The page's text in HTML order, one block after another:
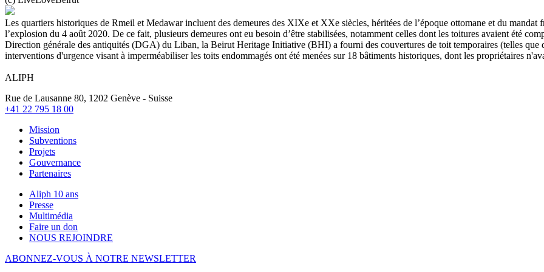
Les quartiers historiques de Rmeil et Medawar incluent des demeures des XIXe et XXe siècles, héritées de l’époque ottomane et du mandat
l’explosion du 4 août 2020. De ce fait, plusieurs demeures ont eu besoin d’être stabilisées, notamment celles dont les toitures avaient été
Direction générale des antiquités (DGA) du Liban, la Beirut Heritage Initiative (BHI) a fourni des couvertures de toit temporaires (telles que
interventions d'urgence visant à imperméabiliser les toits endommagés ont été menées sur 18 bâtiments historiques, dont les propriétaires
ALIPH
Rue de Lausanne 80, 1202 Genève - Suisse
+41 22 795 18 00
Mission
Subventions
Projets
Gouvernance
Partenaires
Aliph 10 ans
Presse
Multimédia
Faire un don
NOUS REJOINDRE
ABONNEZ-VOUS À NOTRE NEWSLETTER